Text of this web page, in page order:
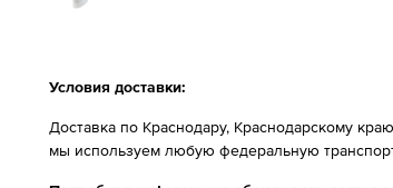
Условия доставки:
Доставка по Краснодару, Краснодарскому
мы используем любую федеральную